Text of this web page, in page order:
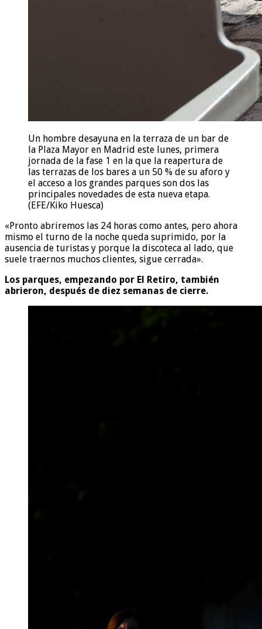
Un hombre desayuna en la terraza de un bar de
la Plaza Mayor en Madrid este lunes, primera
jornada de la fase 1 en la que la reapertura de
las terrazas de los bares a un 50 % de su aforo y
el acceso a los grandes parques son dos las
principales novedades de esta nueva etapa.
(EFE/Kiko Huesca)
«Pronto abriremos las 24 horas como antes, pero ahora
mismo el turno de la noche queda suprimido, por la
ausencia de turistas y porque la discoteca al lado, que
suele traernos muchos clientes, sigue cerrada».
Los parques, empezando por El Retiro, también
abrieron, después de diez semanas de cierre.